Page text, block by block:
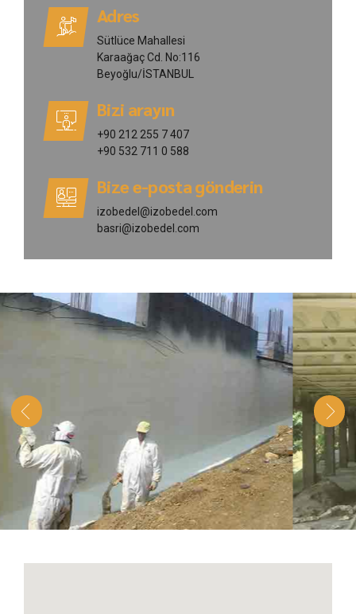
Adres
Sütlüce Mahallesi
Karaağaç Cd. No:116
Beyoğlu/İSTANBUL
Bizi arayın
+90 212 255 7 407
+90 532 711 0 588
Bize e-posta gönderin
izobedel@izobedel.com
basri@izobedel.com